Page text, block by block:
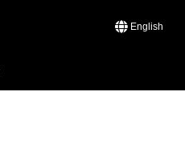
English